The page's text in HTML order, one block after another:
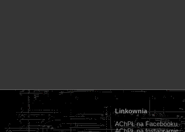
Linkownia
AChPŁ na Facebooku